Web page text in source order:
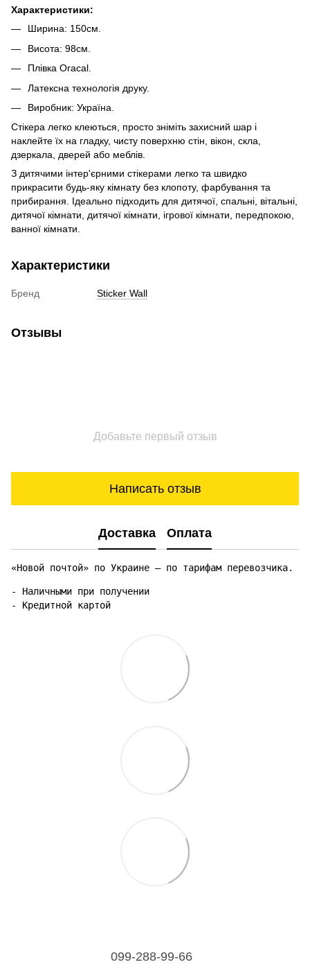
Характеристики:
Ширина: 150см.
Висота: 98см.
Плівка Oracal.
Латексна технологія друку.
Виробник: Україна.
Стікера легко клеються, просто зніміть захисний шар і
наклейте їх на гладку, чисту поверхню стін, вікон, скла,
дзеркала, дверей або меблів.
З дитячими інтер'єрними стікерами легко та швидко
прикрасити будь-яку кімнату без клопоту, фарбування та
прибирання. Ідеально підходить для дитячої, спальні, вітальні,
дитячої кімнати, дитячої кімнати, ігрової кімнати, передпокою,
ванної кімнати.
Характеристики
Бренд Sticker Wall
Отзывы
Добавьте первый отзыв
Написать отзыв
Доставка Оплата
«Новой почтой» по Украине — по тарифам перевозчика.
- Наличными при получении
- Кредитной картой
099-288-99-66